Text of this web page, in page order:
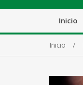
Inicio
Inicio